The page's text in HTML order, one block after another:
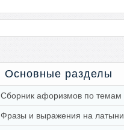
Основные разделы
Сборник афоризмов по темам
Фразы и выражения на латыни